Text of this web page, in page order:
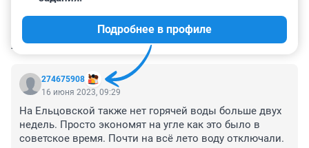
КОММЕНТАРИИ 34
274675908
Подробнее в профиле
16 июня 2023, 09:29
На Ельцовской также нет горячей воды больше двух
недель. Просто экономят на угле как это было в
советское время. Почти на всё лето воду отключали.